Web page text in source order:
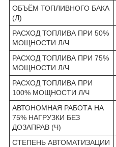
ОБЪЁМ ТОПЛИВНОГО БАКА
(Л)
РАСХОД ТОПЛИВА ПРИ 50%
МОЩНОСТИ Л/Ч
РАСХОД ТОПЛИВА ПРИ 75%
МОЩНОСТИ Л/Ч
РАСХОД ТОПЛИВА ПРИ
100% МОЩНОСТИ Л/Ч
АВТОНОМНАЯ РАБОТА НА
75% НАГРУЗКИ БЕЗ
ДОЗАПРАВ (Ч)
СТЕПЕНЬ АВТОМАТИЗАЦИИ